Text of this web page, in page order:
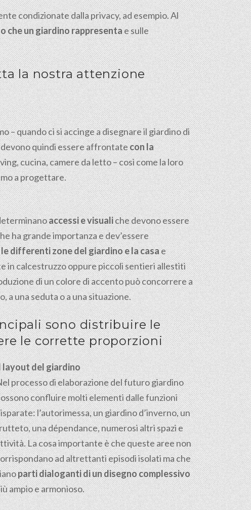
condizionate dalla privacy, ad esempio. Al
che un giardino rappresentae sulle
la nostra attenzione
– quando ci si accinge a disegnare il giardino di
devono quindi essere affrontatecon la
cucina, camere da letto – così come la loro
a progettare.
accessi e visualiche devono essere
ha grande importanza e dev’essere
differenti zone del giardino e la casae
in calcestruzzo oppure piccoli sentieri allestiti
di un colore di accento può concorrere a
a una seduta o a una situazione.
sono distribuire le
le corrette proporzioni
layout del giardino
processo di elaborazione del futuro giardino
confluire molti elementi dalle funzioni
l’autorimessa, un giardino d’inverno, un
una dépendance, numerosi altri spazi e
La cosa importante è che queste aree non
ad altrettanti episodi isolati ma che
parti dialoganti di un disegno complessivo
ampio e armonioso.